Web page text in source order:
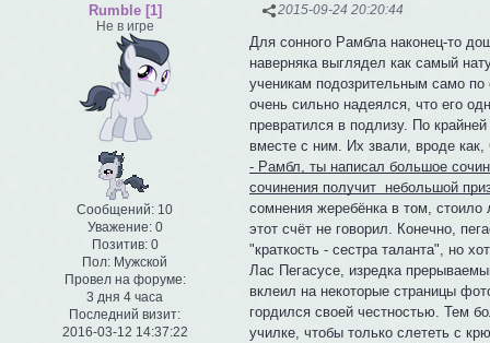
2015-09-24 20:20:44
Rumble [1]
Не в игре
Сообщений: 10
Уважение: 0
Позитив: 0
Пол: Мужской
Провел на форуме:
3 дня 4 часа
Последний визит:
2016-03-12 14:37:22
Для сонного Рамбла наконец-то
наверняка выглядел как самый
ученикам подозрительным само
очень сильно надеялся, что его
превратился в подлизу. По
вместе с ним. Их звали, вроде
- Рамбл, ты написал большое
сочинения получит небольшой
сомнения жеребёнка в том, стоило
этот счёт не говорил. Конечно,
"краткость - сестра таланта", но
Лас Пегасусе, изредка
вклеил на некоторые страницы
гордился своей честностью. Тем
училке, чтобы только слететь с